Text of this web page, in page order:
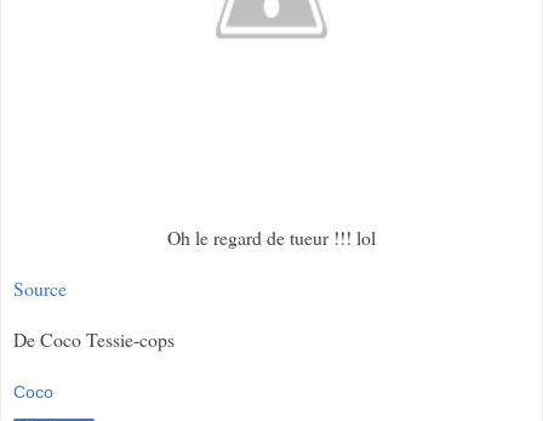
Oh le regard de tueur !!! lol
Source
De Coco Tessie-cops
Coco